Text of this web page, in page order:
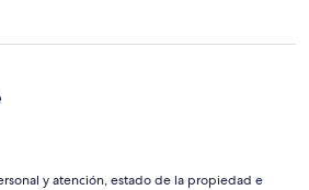
y atención, estado de la propiedad e